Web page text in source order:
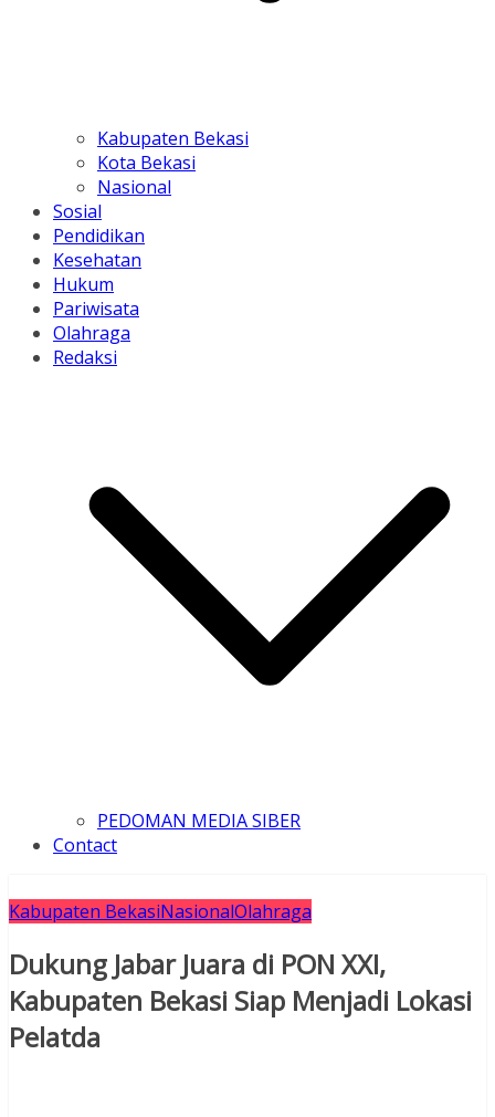
Kabupaten Bekasi
Kota Bekasi
Nasional
Sosial
Pendidikan
Kesehatan
Hukum
Pariwisata
Olahraga
Redaksi
PEDOMAN MEDIA SIBER
Contact
Kabupaten BekasiNasionalOlahraga
Dukung Jabar Juara di PON XXI,
Kabupaten Bekasi Siap Menjadi Lokasi
Pelatda